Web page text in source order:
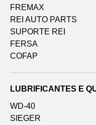
FREMAX
REI AUTO PARTS
SUPORTE REI
FERSA
COFAP
LUBRIFICANTES E
WD-40
SIEGER